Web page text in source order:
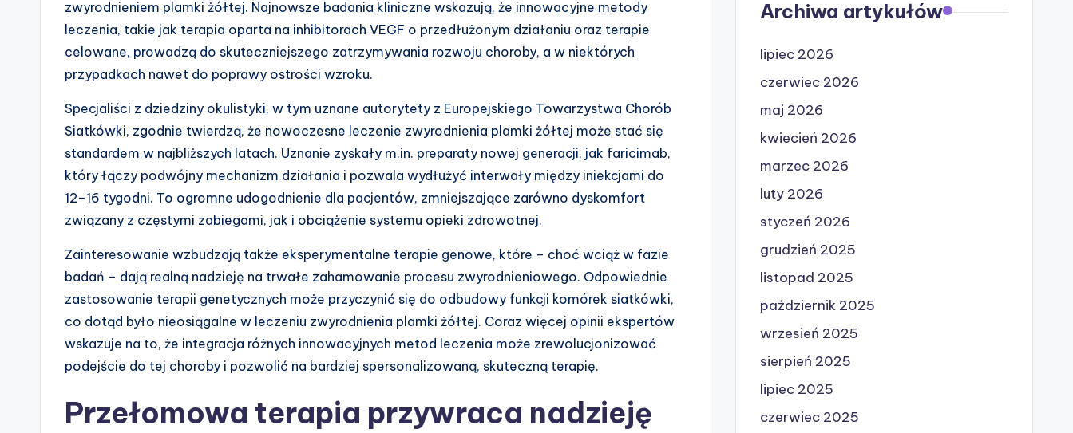
zwyrodnieniem plamki żółtej. Najnowsze badania kliniczne wskazują, że innowacyjne metody
leczenia, takie jak terapia oparta na inhibitorach VEGF o przedłużonym działaniu oraz terapie
celowane, prowadzą do skuteczniejszego zatrzymywania rozwoju choroby, a w niektórych
przypadkach nawet do poprawy ostrości wzroku.
Specjaliści z dziedziny okulistyki, w tym uznane autorytety z Europejskiego Towarzystwa Chorób
Siatkówki, zgodnie twierdzą, że nowoczesne leczenie zwyrodnienia plamki żółtej może stać się
standardem w najbliższych latach. Uznanie zyskały m.in. preparaty nowej generacji, jak faricimab,
który łączy podwójny mechanizm działania i pozwala wydłużyć interwały między iniekcjami do
12–16 tygodni. To ogromne udogodnienie dla pacjentów, zmniejszające zarówno dyskomfort
związany z częstymi zabiegami, jak i obciążenie systemu opieki zdrowotnej.
Zainteresowanie wzbudzają także eksperymentalne terapie genowe, które – choć wciąż w fazie
badań – dają realną nadzieję na trwałe zahamowanie procesu zwyrodnieniowego. Odpowiednie
zastosowanie terapii genetycznych może przyczynić się do odbudowy funkcji komórek siatkówki,
co dotąd było nieosiągalne w leczeniu zwyrodnienia plamki żółtej. Coraz więcej opinii ekspertów
wskazuje na to, że integracja różnych innowacyjnych metod leczenia może zrewolucjonizować
podejście do tej choroby i pozwolić na bardziej spersonalizowaną, skuteczną terapię.
Przełomowa terapia przywraca nadzieję
Archiwa artykułów
lipiec 2026
czerwiec 2026
maj 2026
kwiecień 2026
marzec 2026
luty 2026
styczeń 2026
grudzień 2025
listopad 2025
październik 2025
wrzesień 2025
sierpień 2025
lipiec 2025
czerwiec 2025